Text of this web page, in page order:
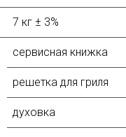
7 кг ± 3%
сервисная книжка
решетка для гриля
духовка